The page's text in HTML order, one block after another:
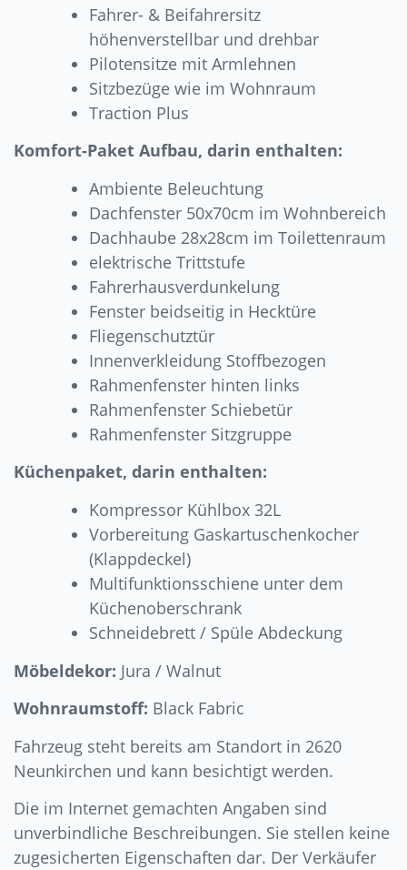
Fahrer- & Beifahrersitz
höhenverstellbar und drehbar
Pilotensitze mit Armlehnen
Sitzbezüge wie im Wohnraum
Traction Plus
Komfort-Paket Aufbau, darin enthalten:
Ambiente Beleuchtung
Dachfenster 50x70cm im Wohnbereich
Dachhaube 28x28cm im Toilettenraum
elektrische Trittstufe
Fahrerhausverdunkelung
Fenster beidseitig in Hecktüre
Fliegenschutztür
Innenverkleidung Stoffbezogen
Rahmenfenster hinten links
Rahmenfenster Schiebetür
Rahmenfenster Sitzgruppe
Küchenpaket, darin enthalten:
Kompressor Kühlbox 32L
Vorbereitung Gaskartuschenkocher
(Klappdeckel)
Multifunktionsschiene unter dem
Küchenoberschrank
Schneidebrett / Spüle Abdeckung
Möbeldekor: Jura / Walnut
Wohnraumstoff: Black Fabric
Fahrzeug steht bereits am Standort in 2620
Neunkirchen und kann besichtigt werden.
Die im Internet gemachten Angaben sind
unverbindliche Beschreibungen. Sie stellen keine
zugesicherten Eigenschaften dar. Der Verkäufer